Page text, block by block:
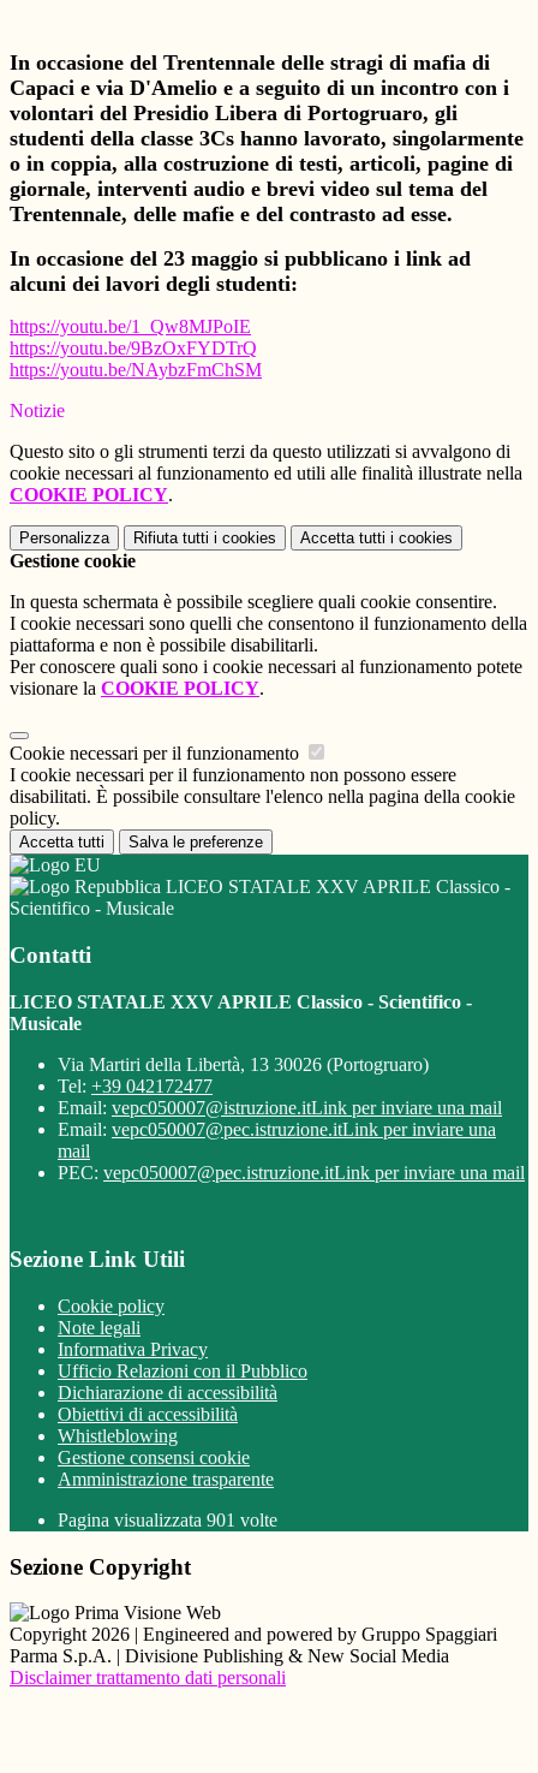
In occasione del Trentennale delle stragi di mafia di
Capaci e via D'Amelio e a seguito di un incontro con i
volontari del Presidio Libera di Portogruaro, gli
studenti della classe 3Cs hanno lavorato, singolarmente
o in coppia, alla costruzione di testi, articoli, pagine di
giornale, interventi audio e brevi video sul tema del
Trentennale, delle mafie e del contrasto ad esse.
In occasione del 23 maggio si pubblicano i link ad
alcuni dei lavori degli studenti:
https://youtu.be/1_Qw8MJPoIE
https://youtu.be/9BzOxFYDTrQ
https://youtu.be/NAybzFmChSM
Notizie
Questo sito o gli strumenti terzi da questo utilizzati si avvalgono di
cookie necessari al funzionamento ed utili alle finalità illustrate nella
COOKIE POLICY.
Personalizza Rifiuta tutti i cookies Accetta tutti i cookies
Gestione cookie
In questa schermata è possibile scegliere quali cookie consentire.
I cookie necessari sono quelli che consentono il funzionamento della
piattaforma e non è possibile disabilitarli.
Per conoscere quali sono i cookie necessari al funzionamento potete
visionare la COOKIE POLICY.
Cookie necessari per il funzionamento
I cookie necessari per il funzionamento non possono essere
disabilitati. È possibile consultare l'elenco nella pagina della cookie
policy.
Accetta tutti Salva le preferenze
LICEO STATALE XXV APRILE Classico -
Scientifico - Musicale
Contatti
LICEO STATALE XXV APRILE Classico - Scientifico -
Musicale
Via Martiri della Libertà, 13 30026 (Portogruaro)
Tel: +39 042172477
Email: vepc050007@istruzione.itLink per inviare una mail
Email: vepc050007@pec.istruzione.itLink per inviare una
mail
PEC: vepc050007@pec.istruzione.itLink per inviare una mail
Sezione Link Utili
Cookie policy
Note legali
Informativa Privacy
Ufficio Relazioni con il Pubblico
Dichiarazione di accessibilità
Obiettivi di accessibilità
Whistleblowing
Gestione consensi cookie
Amministrazione trasparente
Pagina visualizzata 901 volte
Sezione Copyright
Copyright 2026 | Engineered and powered by Gruppo Spaggiari
Parma S.p.A. | Divisione Publishing & New Social Media
Disclaimer trattamento dati personali